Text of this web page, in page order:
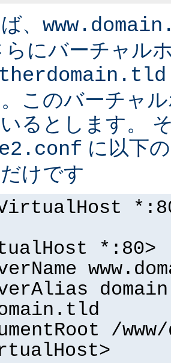
、
らにバーチャル
このバーチャ
るとします。
に以下
けです
*:80>
/